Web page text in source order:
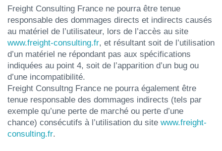
Freight Consulting France ne pourra être tenue
responsable des dommages directs et indirects causés
au matériel de l’utilisateur, lors de l’accès au site
www.freight-consulting.fr, et résultant soit de l’utilisation
d’un matériel ne répondant pas aux spécifications
indiquées au point 4, soit de l’apparition d’un bug ou
d’une incompatibilité.
Freight Consultng France ne pourra également être
tenue responsable des dommages indirects (tels par
exemple qu’une perte de marché ou perte d’une
chance) consécutifs à l’utilisation du site www.freight-
consulting.fr.